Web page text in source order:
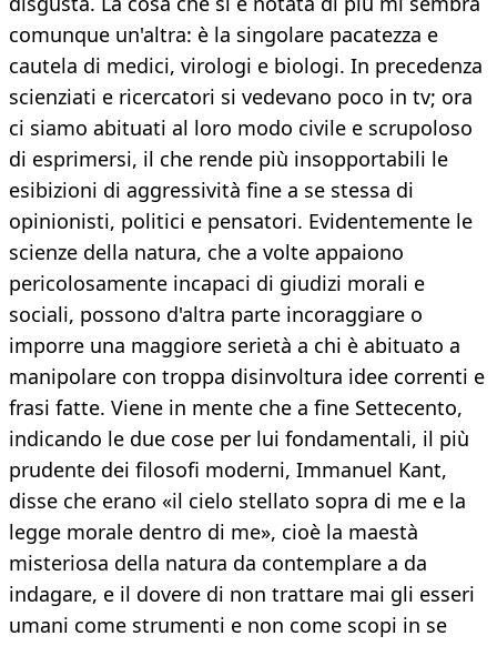
comunque un'altra: è la singolare pacatezza e
cautela di medici, virologi e biologi. In precedenza
scienziati e ricercatori si vedevano poco in tv; ora
ci siamo abituati al loro modo civile e scrupoloso
di esprimersi, il che rende più insopportabili le
esibizioni di aggressività fine a se stessa di
opinionisti, politici e pensatori. Evidentemente le
scienze della natura, che a volte appaiono
pericolosamente incapaci di giudizi morali e
sociali, possono d'altra parte incoraggiare o
imporre una maggiore serietà a chi è abituato a
manipolare con troppa disinvoltura idee correnti e
frasi fatte. Viene in mente che a fine Settecento,
indicando le due cose per lui fondamentali, il più
prudente dei filosofi moderni, Immanuel Kant,
disse che erano «il cielo stellato sopra di me e la
legge morale dentro di me», cioè la maestà
misteriosa della natura da contemplare a da
indagare, e il dovere di non trattare mai gli esseri
umani come strumenti e non come scopi in se